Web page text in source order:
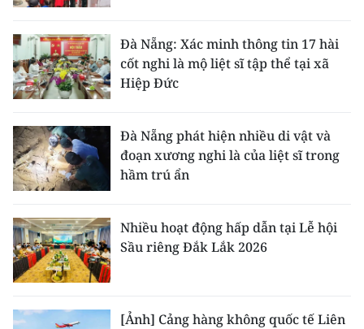
Đà Nẵng: Xác minh thông tin 17 hài
cốt nghi là mộ liệt sĩ tập thể tại xã
Hiệp Đức
Đà Nẵng phát hiện nhiều di vật và
đoạn xương nghi là của liệt sĩ trong
hầm trú ẩn
Nhiều hoạt động hấp dẫn tại Lễ hội
Sầu riêng Đắk Lắk 2026
[Ảnh] Cảng hàng không quốc tế Liên